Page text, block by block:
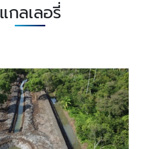
แกลเลอรี่